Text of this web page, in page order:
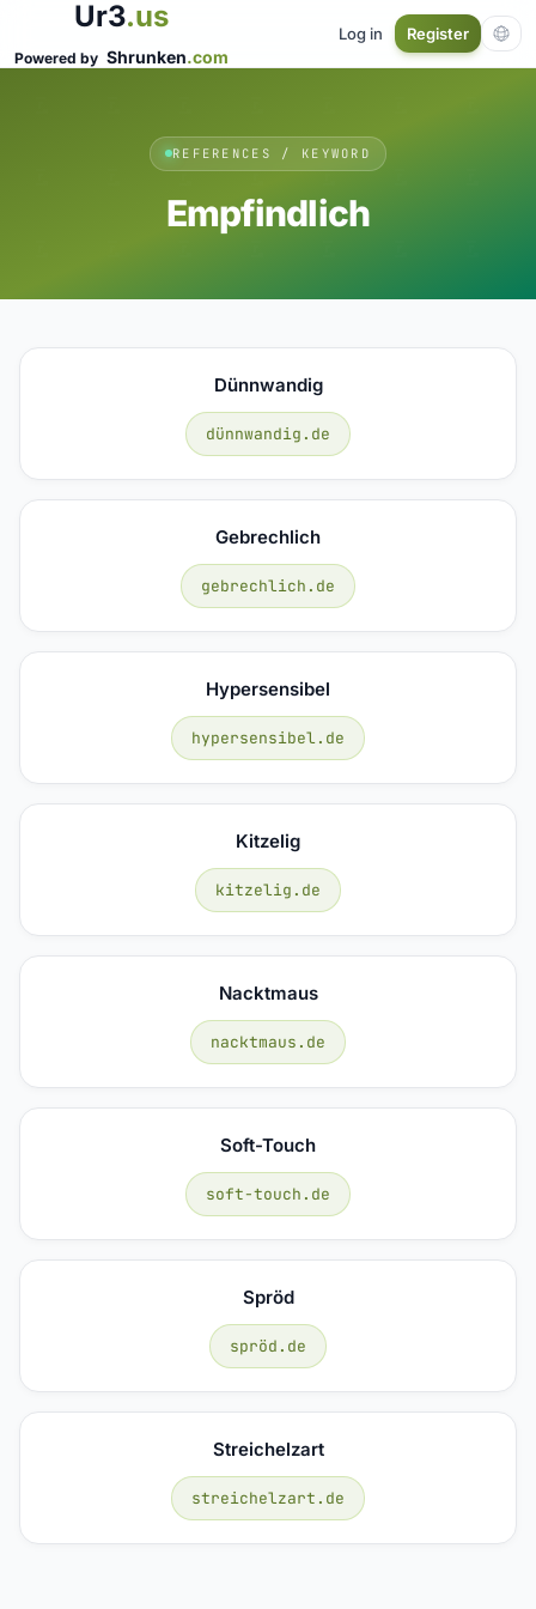
Ur3.us
Powered by Shrunken.com
Log in Register
REFERENCES / KEYWORD
Empfindlich
Dünnwandig
dünnwandig.de
Gebrechlich
gebrechlich.de
Hypersensibel
hypersensibel.de
Kitzelig
kitzelig.de
Nacktmaus
nacktmaus.de
Soft-Touch
soft-touch.de
Spröd
spröd.de
Streichelzart
streichelzart.de